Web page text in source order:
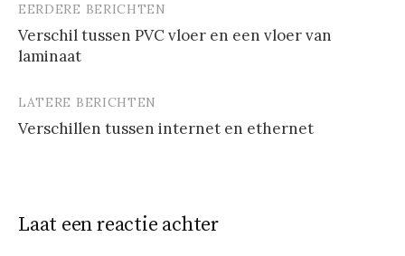
Berichtnavigatie
EERDERE BERICHTEN
Verschil tussen PVC vloer en een vloer van
laminaat
LATERE BERICHTEN
Verschillen tussen internet en ethernet
Laat een reactie achter